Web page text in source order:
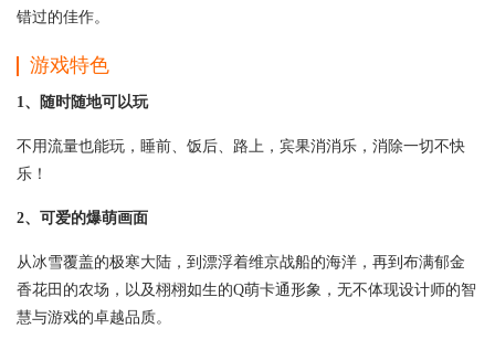
错过的佳作。
游戏特色
1、随时随地可以玩
不用流量也能玩，睡前、饭后、路上，宾果消消乐，消除一切不快
乐！
2、可爱的爆萌画面
从冰雪覆盖的极寒大陆，到漂浮着维京战船的海洋，再到布满郁金
香花田的农场，以及栩栩如生的Q萌卡通形象，无不体现设计师的智
慧与游戏的卓越品质。